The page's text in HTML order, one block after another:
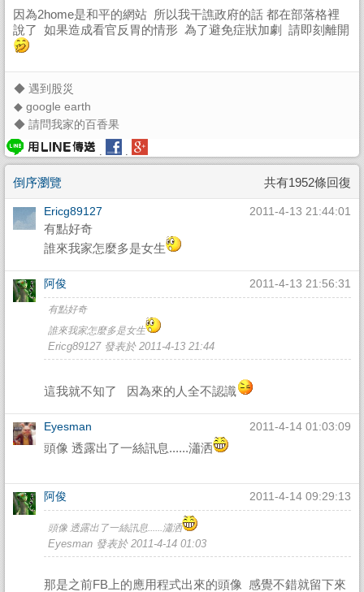
因為2home是和平的網站 所以我干譙政府的話 都在部落格裡
說了 如果造成看官反胃的情形 為了避免症狀加劇 請即刻離開
◆ 遇到股災
◆ google earth
◆ 請問我家的百香果
. .
倒序瀏覽 共有1952條回復
Ericg89127 2011-4-13 21:44:01
有點好奇
誰來我家怎麼多是女生
阿俊 2011-4-13 21:56:31
有點好奇
誰來我家怎麼多是女生
Ericg89127 發表於 2011-4-13 21:44
這我就不知了 因為來的人全不認識
Eyesman 2011-4-14 01:03:09
頭像 透露出了一絲訊息......瀟洒
阿俊 2011-4-14 09:29:13
頭像 透露出了一絲訊息......瀟洒
Eyesman 發表於 2011-4-14 01:03
那是之前FB上的應用程式出來的頭像 感覺不錯就留下來